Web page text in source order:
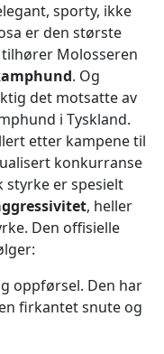
sporty, ikke
er den største
tilhører Molosseren
. Og
det motsatte av
i Tyskland.
etter kampene til
konkurranse
styrke er spesielt
, heller
Den offisielle
oppførsel. Den har
firkantet snute og